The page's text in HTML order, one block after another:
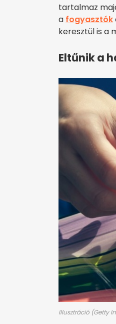
tartalmaz
a fogyasztók
keresztül is a
Eltűnik a
Illusztráció (Getty